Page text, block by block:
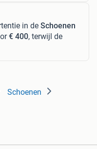
in de Schoenen
€ 400, terwijl de
Schoenen